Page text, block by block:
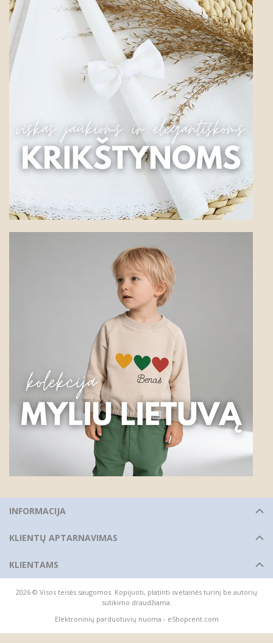
INFORMACIJA
KLIENTŲ APTARNAVIMAS
KLIENTAMS
2026 © Visos teisės saugomos. Kopijuoti, platinti svetainės turinį be autorių
sutikimo draudžiama.
Elektroninių parduotuvių nuoma - eShoprent.com